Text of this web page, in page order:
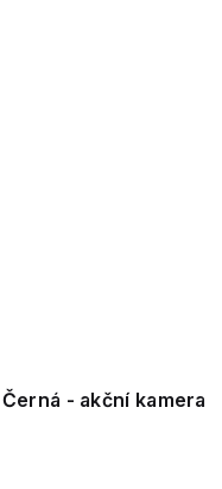
- akční kamera